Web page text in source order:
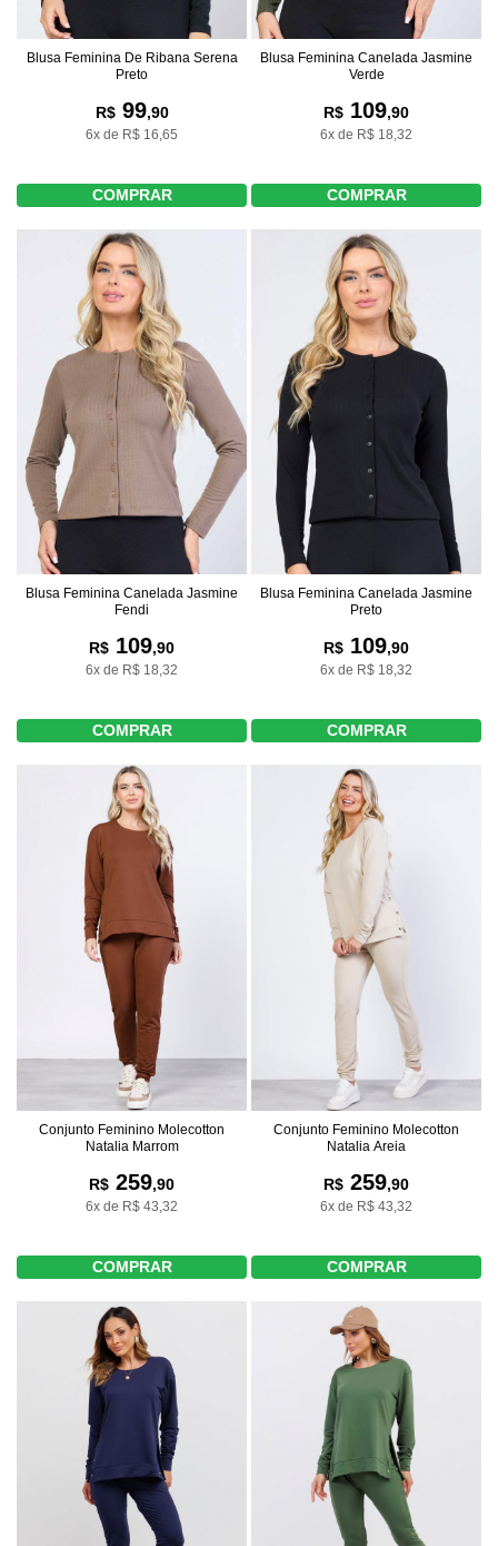
Blusa Feminina De Ribana Serena
Preto
R$99,90
6x de R$ 16,65
COMPRAR
Blusa Feminina Canelada Jasmine
Verde
R$ 109,90
6x de R$ 18,32
COMPRAR
Blusa Feminina Canelada Jasmine
Fendi
R$ 109,90
6x de R$ 18,32
COMPRAR
Blusa Feminina Canelada Jasmine
Preto
R$ 109,90
6x de R$ 18,32
COMPRAR
Conjunto Feminino Molecotton
Natalia Marrom
R$ 259,90
6x de R$ 43,32
COMPRAR
Conjunto Feminino Molecotton
Natalia Areia
R$ 259,90
6x de R$ 43,32
COMPRAR